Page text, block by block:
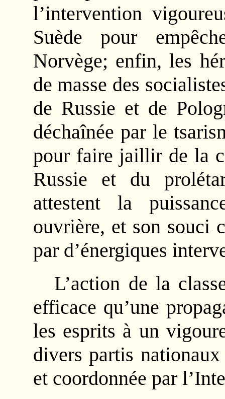
l’intervention
Suède pour
Norvège; enfin, les
de masse des
de Russie et de
déchaînée par le
pour faire jaillir de la
Russie et du
attestent la
ouvrière, et son souci
par d’énergiques
L’action de la
efficace qu’une
les esprits à un
divers partis
et coordonnée par